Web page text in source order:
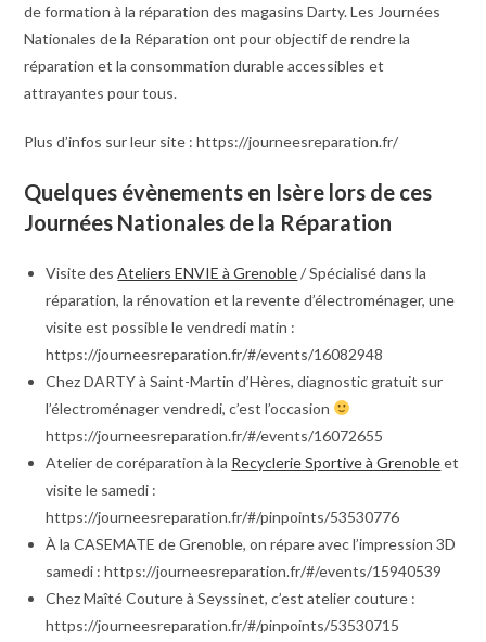
de formation à la réparation des magasins Darty. Les Journées
Nationales de la Réparation ont pour objectif de rendre la
réparation et la consommation durable accessibles et
attrayantes pour tous.
Plus d’infos sur leur site : https://journeesreparation.fr/
Quelques évènements en Isère lors de ces
Journées Nationales de la Réparation
Visite desAteliers ENVIE à Grenoble/ Spécialisé dans la
réparation, la rénovation et la revente d’électroménager, une
visite est possible le vendredi matin :
https://journeesreparation.fr/#/events/16082948
Chez DARTY à Saint-Martin d’Hères, diagnostic gratuit sur
l’électroménager vendredi, c’est l’occasion
https://journeesreparation.fr/#/events/16072655
Atelier de coréparation à la Recyclerie Sportive à Grenobleet
visite le samedi :
https://journeesreparation.fr/#/pinpoints/53530776
À la CASEMATE de Grenoble, on répare avec l’impression 3D
samedi : https://journeesreparation.fr/#/events/15940539
Chez Maîté Couture à Seyssinet, c’est atelier couture :
https://journeesreparation.fr/#/pinpoints/53530715